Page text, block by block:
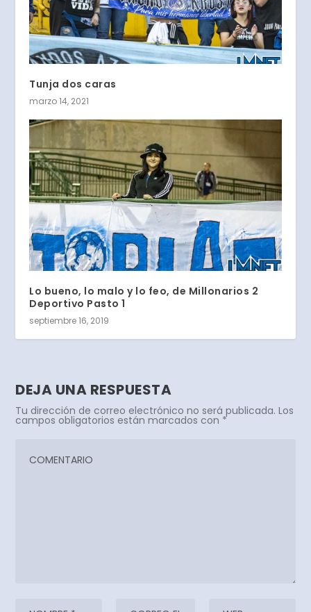
Tunja dos caras
marzo 14, 2021
Lo bueno, lo malo y lo feo, de Millonarios 2
Deportivo Pasto 1
septiembre 16, 2019
DEJA UNA RESPUESTA
Tu dirección de correo electrónico no será publicada. Los
campos obligatorios están marcados con *